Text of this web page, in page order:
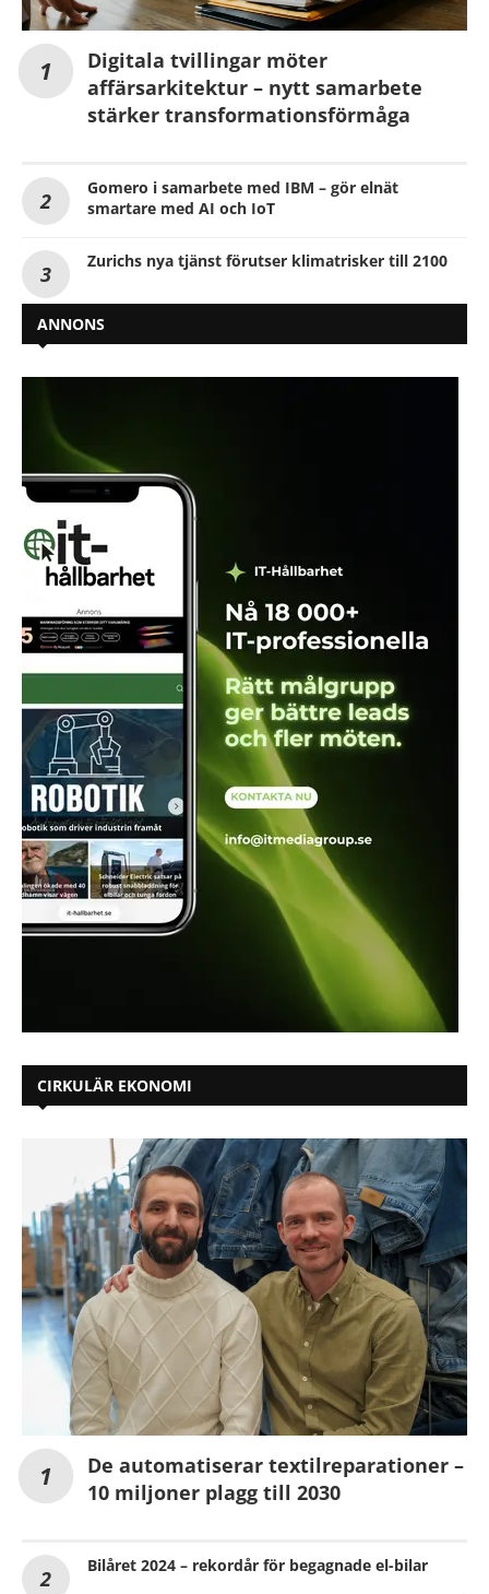
Digitala tvillingar möter
affärsarkitektur – nytt samarbete
stärker transformationsförmåga
Gomero i samarbete med IBM – gör elnät
smartare med AI och IoT
Zurichs nya tjänst förutser klimatrisker till 2100
ANNONS
CIRKULÄR EKONOMI
De automatiserar textilreparationer –
10 miljoner plagg till 2030
Bilåret 2024 – rekordår för begagnade el-bilar